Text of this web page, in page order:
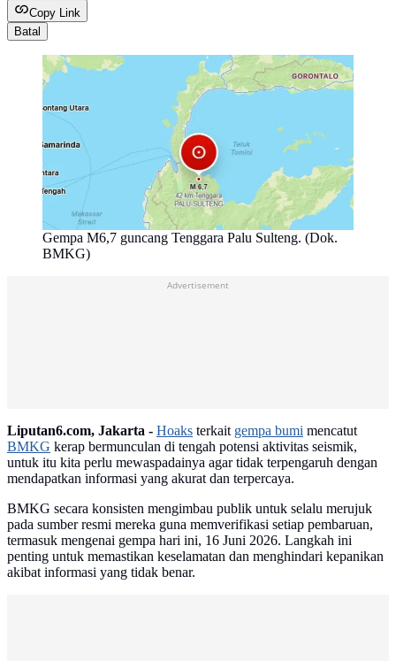
Copy Link
Batal
Gempa M6,7 guncang Tenggara Palu Sulteng. (Dok.
BMKG)
Advertisement
Liputan6.com, Jakarta - Hoaks terkait gempa bumi mencatut
BMKG kerap bermunculan di tengah potensi aktivitas seismik,
untuk itu kita perlu mewaspadainya agar tidak terpengaruh dengan
mendapatkan informasi yang akurat dan terpercaya.
BMKG secara konsisten mengimbau publik untuk selalu merujuk
pada sumber resmi mereka guna memverifikasi setiap pembaruan,
termasuk mengenai gempa hari ini, 16 Juni 2026. Langkah ini
penting untuk memastikan keselamatan dan menghindari kepanikan
akibat informasi yang tidak benar.